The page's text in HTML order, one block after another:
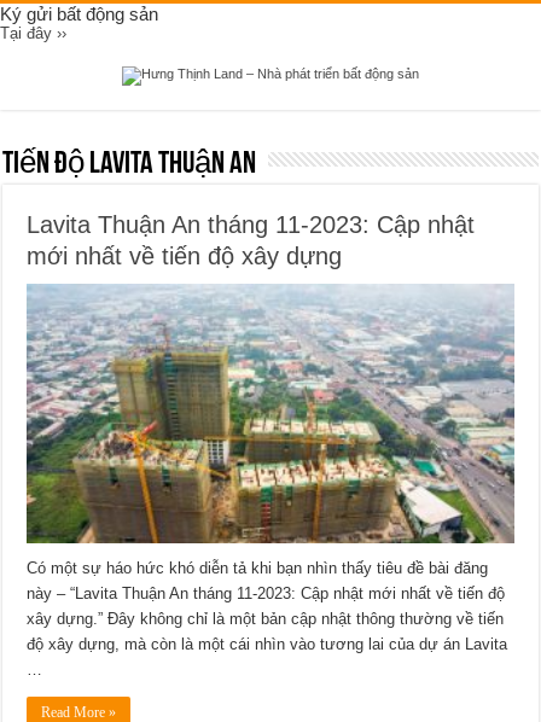
Ký gửi bất động sản
Tại đây ››
Tiến độ Lavita Thuận An
Lavita Thuận An tháng 11-2023: Cập nhật
mới nhất về tiến độ xây dựng
Có một sự háo hức khó diễn tả khi bạn nhìn thấy tiêu đề bài đăng
này – “Lavita Thuận An tháng 11-2023: Cập nhật mới nhất về tiến độ
xây dựng.” Đây không chỉ là một bản cập nhật thông thường về tiến
độ xây dựng, mà còn là một cái nhìn vào tương lai của dự án Lavita
Read More »